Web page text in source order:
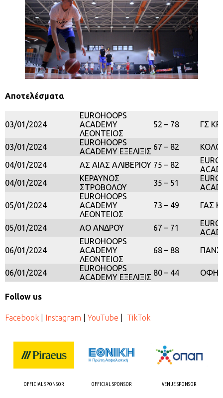
Αποτελέσματα
03/01/2024
EUROHOOPS
ACADEMY
ΛΕΟΝΤΕΙΟΣ
52 – 78 ΓΣ
03/01/2024
EUROHOOPS
ACADEMY ΕΞΕΛΙΞΙΣ 67 – 82
04/01/2024
ΑΣ ΑΙΑΣ ΑΛΙΒΕΡΙΟΥ 75 – 82
04/01/2024
ΚΕΡΑΥΝΟΣ
ΣΤΡΟΒΟΛΟΥ
35 – 51
05/01/2024
EUROHOOPS
ACADEMY
ΛΕΟΝΤΕΙΟΣ
73 – 49 ΓΑΣ
05/01/2024 ΑΟ ΑΝΔΡΟΥ 67 – 71
06/01/2024
EUROHOOPS
ACADEMY
ΛΕΟΝΤΕΙΟΣ
68 – 88
06/01/2024
EUROHOOPS
ACADEMY ΕΞΕΛΙΞΙΣ 80 – 44 ΟΦΗ
Follow us
Facebook Instagram YouTube TikTok
OFFICIAL SPONSOR OFFICIAL SPONSOR VENUE SPONSOR